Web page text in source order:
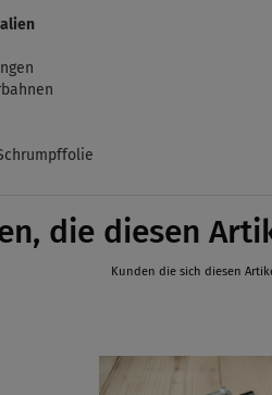
die diesen
Kunden die sich diesen